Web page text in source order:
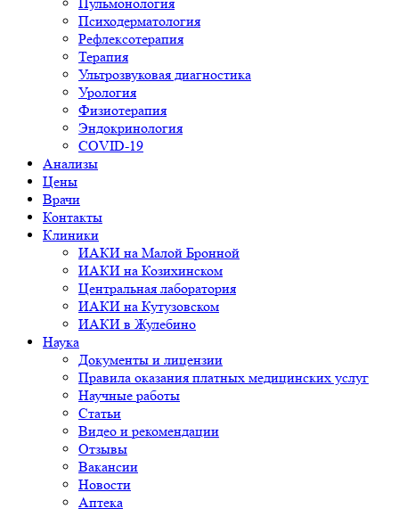
Психодерматология
Рефлексотерапия
Терапия
Ультрозвуковая диагностика
Урология
Физиотерапия
Эндокринология
COVID-19
Анализы
Цены
Врачи
Контакты
Клиники
ИАКИ на Малой Бронной
ИАКИ на Козихинском
Центральная лаборатория
ИАКИ на Кутузовском
ИАКИ в Жулебино
Наука
Документы и лицензии
Правила оказания платных медицинских услуг
Научные работы
Статьи
Видео и рекомендации
Отзывы
Вакансии
Новости
Аптека